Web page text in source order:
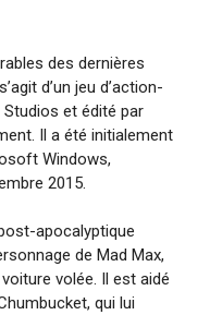
des dernières
d’un jeu d’action-
et édité par
Il a été initialement
Windows,
2015.
apocalyptique
de Mad Max,
volée. Il est aidé
qui lui